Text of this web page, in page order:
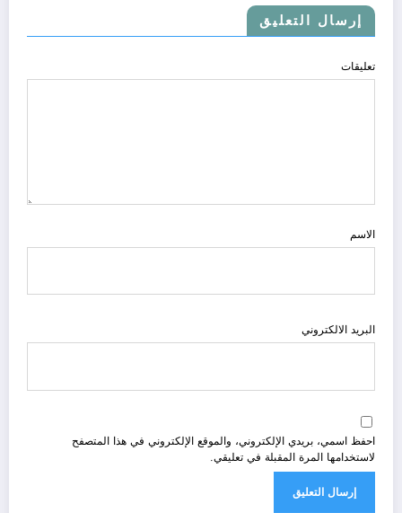
إرسال التعليق
تعليقات
الاسم
البريد الالكتروني
احفظ اسمي، بريدي الإلكتروني، والموقع الإلكتروني في هذا المتصفح
لاستخدامها المرة المقبلة في تعليقي.